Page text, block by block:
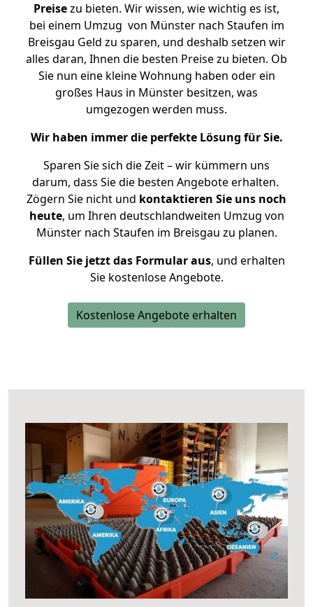
Preisezu bieten. Wir wissen, wie wichtig es ist,
bei einem Umzug von Münster nach Staufen im
Breisgau Geld zu sparen, und deshalb setzen wir
alles daran, Ihnen die besten Preise zu bieten. Ob
Sie nun eine kleine Wohnung haben oder ein
großes Haus in Münster besitzen, was
umgezogen werden muss.
Wir haben immer die perfekte Lösung für Sie.
Sparen Sie sich die Zeit – wir kümmern uns
darum, dass Sie die besten Angebote erhalten.
Zögern Sie nicht und kontaktieren Sie uns noch
heute, um Ihren deutschlandweiten Umzug von
Münster nach Staufen im Breisgau zu planen.
Füllen Sie jetzt das Formular aus, und erhalten
Sie kostenlose Angebote.
Kostenlose Angebote erhalten